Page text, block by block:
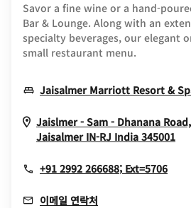
Savor a fine wine or a hand-
Bar & Lounge. Along with an
specialty beverages, our elegant
small restaurant menu.
Jaisalmer Marriott Resort &
Jaislmer - Sam - Dhanana
Jaisalmer IN-RJ India 345001
+91 2992 266688; Ext=5706
이메일 연락처